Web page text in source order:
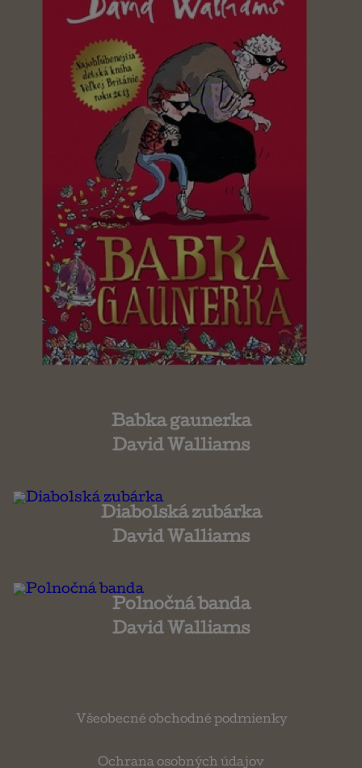
Babka gaunerka
David Walliams
Diabolská zubárka
David Walliams
Polnočná banda
David Walliams
Všeobecné obchodné podmienky
Ochrana osobných údajov